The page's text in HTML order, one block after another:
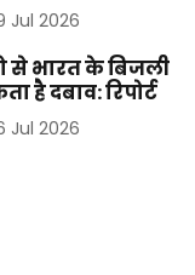
Jul 2026
से भारत के बिजली
है दबाव: रिपोर्ट
Jul 2026